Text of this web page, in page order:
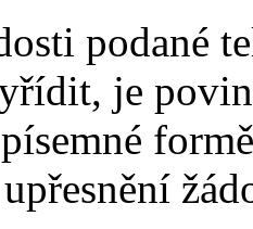
podané
je